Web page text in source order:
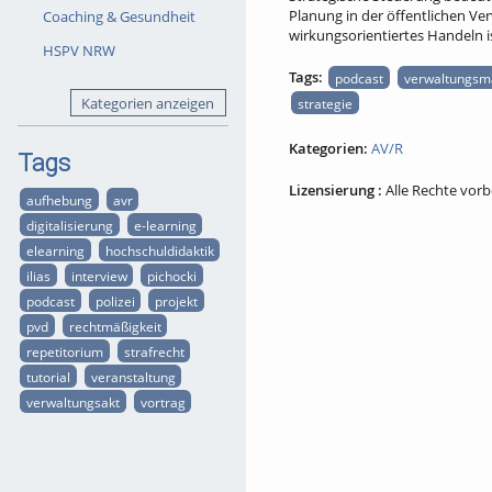
Coaching & Gesundheit
HSPV NRW
Kategorien anzeigen
Tags
aufhebung
avr
digitalisierung
e-learning
elearning
hochschuldidaktik
ilias
interview
pichocki
podcast
polizei
projekt
pvd
rechtmäßigkeit
repetitorium
strafrecht
tutorial
veranstaltung
verwaltungsakt
vortrag
Planung in der öffentlichen
wirkungsorientiertes Handeln
Tags: podcast
strategie
Kategorien: AV/R
Lizensierung : Alle Rechte